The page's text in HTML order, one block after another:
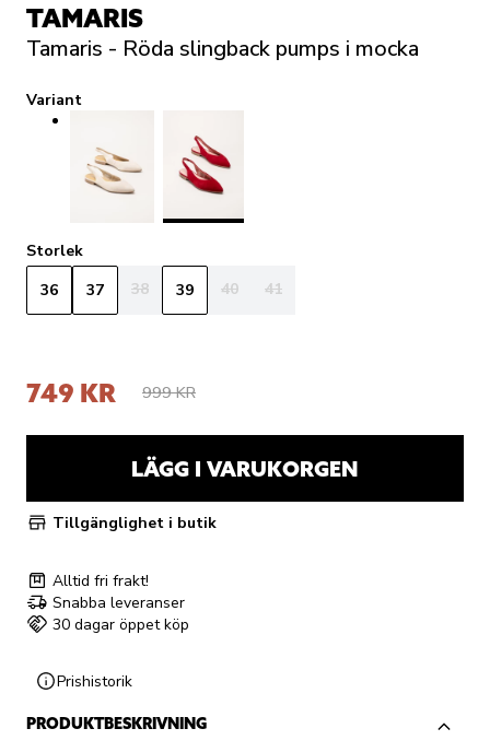
TAMARIS
Tamaris - Röda slingback pumps i mocka
Variant
Storlek
36
37 38 39 40 41
749 KR 999 KR
LÄGG I VARUKORGEN
Tillgänglighet i butik
Alltid fri frakt!
Snabba leveranser
30 dagar öppet köp
Prishistorik
PRODUKTBESKRIVNING